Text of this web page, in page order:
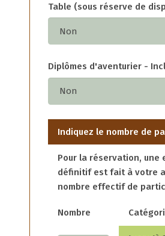
Table (sous réserve de
Diplômes d'aventurier -
Indiquez le nombre de
Pour la réservation, une
définitif est fait à votre
nombre effectif de
Nombre